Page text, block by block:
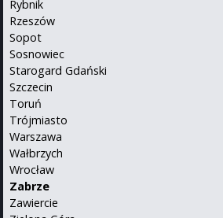
Rybnik
Rzeszów
Sopot
Sosnowiec
Starogard Gdański
Szczecin
Toruń
Trójmiasto
Warszawa
Wałbrzych
Wrocław
Zabrze
Zawiercie